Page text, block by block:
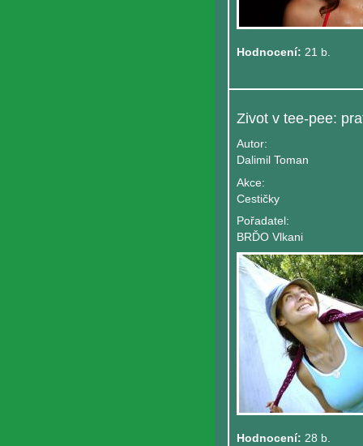
Hodnocení: 21 b.
Autor:
Dalimil Toman
Akce:
Cestičky
Pořadatel:
BRĎO Vlkani
Hodnocení: 28 b.